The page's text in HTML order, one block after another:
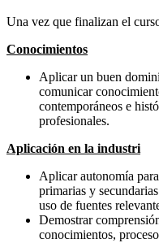
Una vez que finalizan el
Conocimientos
Aplicar un buen
comunicar
contemporáneos e
profesionales.
Aplicación en la industri
Aplicar autonomía
primarias y
uso de fuentes
Demostrar
conocimientos,